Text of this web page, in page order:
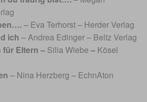
– Eva Terhorst – Herder Verlag
ich – Andrea Edinger – Beltz Verlag
für Eltern – Silia Wiebe– Kösel
– Nina Herzberg – EchnAton